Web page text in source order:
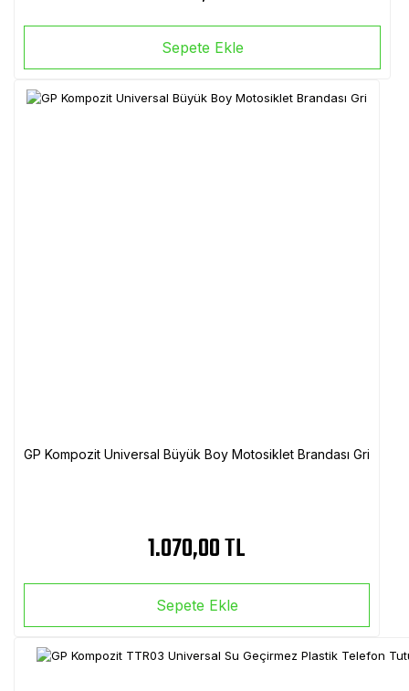
Sepete Ekle
GP Kompozit Universal Büyük Boy Motosiklet Brandası Gri
1.070,00 TL
Sepete Ekle